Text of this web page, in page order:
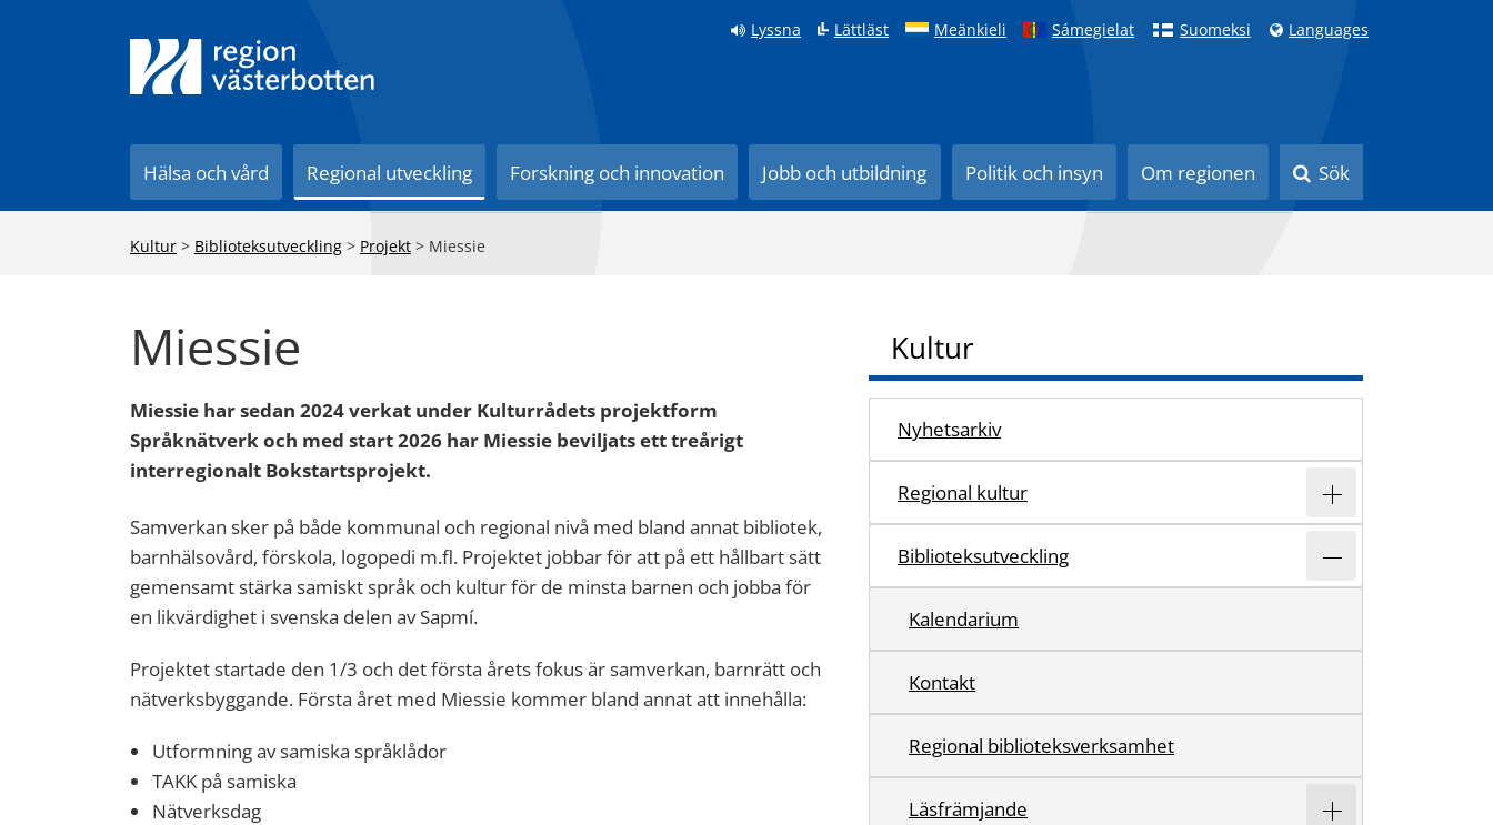
Lyssna Lättläst Meänkieli Sámegielat Suomeksi Languages
Hälsa och vård Regional utveckling Forskning och innovation Jobb och utbildning Politik och insyn Om regionen Sök
Kultur > Biblioteksutveckling > Projekt > Miessie
Miessie
Miessie har sedan 2024 verkat under Kulturrådets projektform
Språknätverk och med start 2026 har Miessie beviljats ett treårigt
interregionalt Bokstartsprojekt.
Samverkan sker på både kommunal och regional nivå med bland annat bibliotek,
barnhälsovård, förskola, logopedi m.fl. Projektet jobbar för att på ett hållbart sätt
gemensamt stärka samiskt språk och kultur för de minsta barnen och jobba för
en likvärdighet i svenska delen av Sapmí.
Projektet startade den 1/3 och det första årets fokus är samverkan, barnrätt och
nätverksbyggande. Första året med Miessie kommer bland annat att innehålla:
Utformning av samiska språklådor
TAKK på samiska
Nätverksdag
Kultur
Nyhetsarkiv
Regional kultur
Biblioteksutveckling
Kalendarium
Kontakt
Regional biblioteksverksamhet
Läsfrämjande